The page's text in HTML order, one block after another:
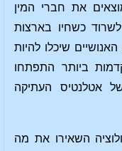
את חברי המין
כשחיו בארצות
שיכלו להיות
ביותר התפתחו
אטלנטיס העתיקה
השאירו את מה